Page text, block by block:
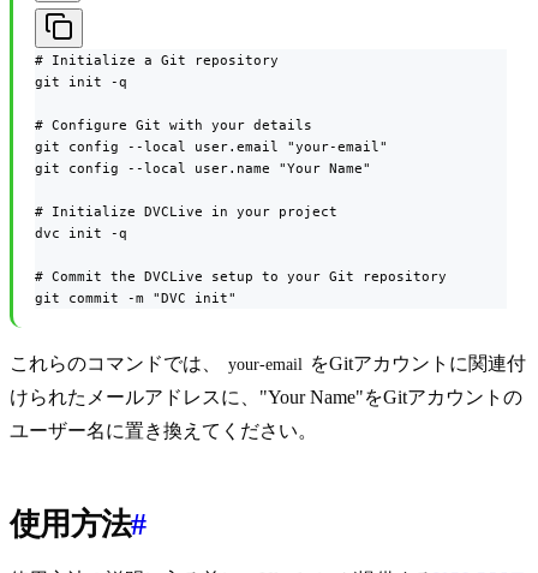
# Initialize a Git repository
git init -q
# Configure Git with your details
git config --local user.email "your-email"
git config --local user.name "Your Name"
# Initialize DVCLive in your project
dvc init -q
# Commit the DVCLive setup to your Git repository
git commit -m "DVC init"
これらのコマンドでは、 your-email をGitアカウントに関連付
けられたメールアドレスに、"Your Name"をGitアカウントの
ユーザー名に置き換えてください。
使用方法#